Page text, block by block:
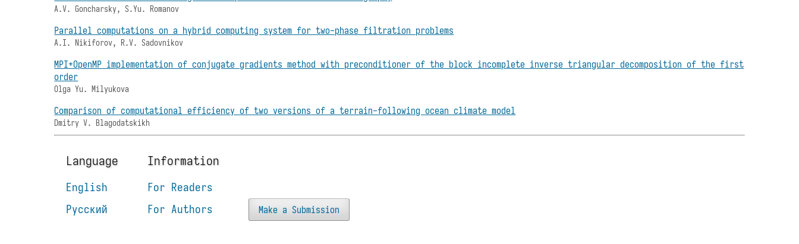
A.V. Goncharsky, S.Yu. Romanov
Parallel computations on a hybrid computing system for two-phase filtration problems
A.I. Nikiforov, R.V. Sadovnikov
MPI+OpenMP implementation of conjugate gradients method with preconditioner of the block incomplete inverse triangular decomposition of the first
order
Olga Yu. Milyukova
Comparison of computational efficiency of two versions of a terrain-following ocean climate model
Dmitry V. Blagodatskikh
Language
English
Русский
Information
For Readers
For Authors
Make a Submission